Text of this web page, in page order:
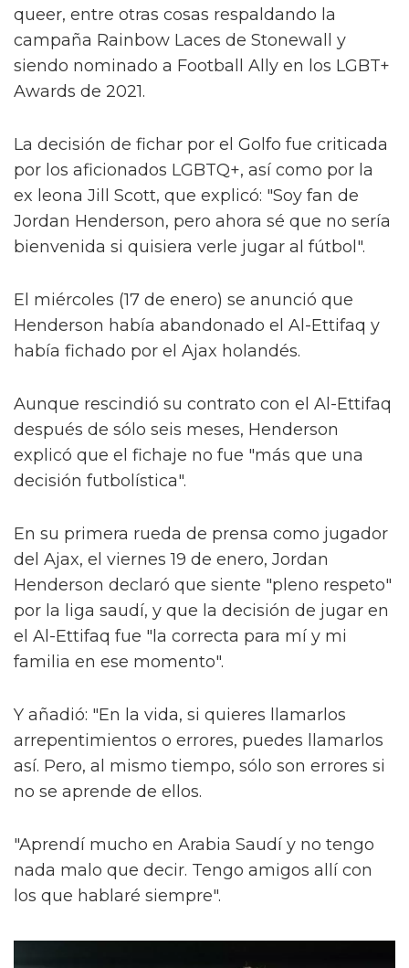
queer, entre otras cosas respaldando la
campaña Rainbow Laces de Stonewall y
siendo nominado a Football Ally en los LGBT+
Awards de 2021.
La decisión de fichar por el Golfo fue criticada
por los aficionados LGBTQ+, así como por la
ex leona Jill Scott, que explicó: "Soy fan de
Jordan Henderson, pero ahora sé que no sería
bienvenida si quisiera verle jugar al fútbol".
El miércoles (17 de enero) se anunció que
Henderson había abandonado el Al-Ettifaq y
había fichado por el Ajax holandés.
Aunque rescindió su contrato con el Al-Ettifaq
después de sólo seis meses, Henderson
explicó que el fichaje no fue "más que una
decisión futbolística".
En su primera rueda de prensa como jugador
del Ajax, el viernes 19 de enero, Jordan
Henderson declaró que siente "pleno respeto"
por la liga saudí, y que la decisión de jugar en
el Al-Ettifaq fue "la correcta para mí y mi
familia en ese momento".
Y añadió: "En la vida, si quieres llamarlos
arrepentimientos o errores, puedes llamarlos
así. Pero, al mismo tiempo, sólo son errores si
no se aprende de ellos.
"Aprendí mucho en Arabia Saudí y no tengo
nada malo que decir. Tengo amigos allí con
los que hablaré siempre".